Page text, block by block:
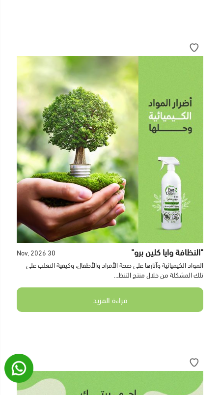
"النظافة وايا كلين برو"
30 Nov, 2026
المواد الكيميائية وآثارها على صحة الأفراد والأطفال، وكيفية التغلب على
تلك المشكلة من خلال منتج التنظ...
قراءة المزيد